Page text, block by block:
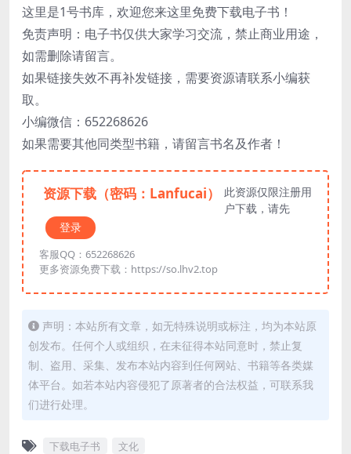
这里是1号书库，欢迎您来这里免费下载电子书！
免责声明：电子书仅供大家学习交流，禁止商业用途，
如需删除请留言。
如果链接失效不再补发链接，需要资源请联系小编获
取。
小编微信：652268626
如果需要其他同类型书籍，请留言书名及作者！
资源下载（密码：Lanfucai）
此资源仅限注册用
户下载，请先
登录
客服QQ：652268626
更多资源免费下载：https://so.lhv2.top
声明：本站所有文章，如无特殊说明或标注，均为本站原
创发布。任何个人或组织，在未征得本站同意时，禁止复
制、盗用、采集、发布本站内容到任何网站、书籍等各类媒
体平台。如若本站内容侵犯了原著者的合法权益，可联系我
们进行处理。
下载电子书 文化